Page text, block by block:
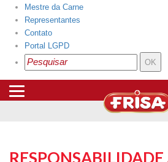
Mestre da Carne
Representantes
Contato
Portal LGPD